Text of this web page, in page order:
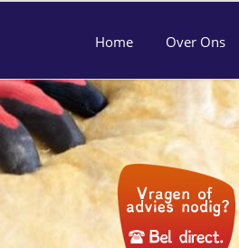
Home Over Ons